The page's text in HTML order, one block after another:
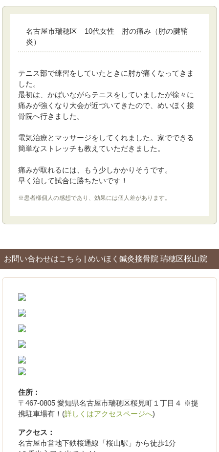
名古屋市瑞穂区 10代女性 肘の痛み（肘の腱鞘
炎）
テニス部で練習をしていたときに肘が痛くなってきま
した。
最初は、かばいながらテニスをしていましたが徐々に
痛みが強くなり大会が近づいてきたので、めいほく接
骨院へ行きました。
電気治療とマッサージをしてくれました。家でできる
簡単なストレッチも教えていただきました。
痛みが取れるには、もう少しかかりそうです。
早く治して試合に勝ちたいです！
※患者様個人の感想であり、効果には個人差があります。
お問い合わせはこちら | めいほく鍼灸接骨院 瑞穂区桜山院
住所：
〒467-0805 愛知県名古屋市瑞穂区桜見町１丁目４ ※提
携駐車場有！(詳しくはアクセスページへ)
アクセス：
名古屋市営地下鉄桜通線「桜山駅」から徒歩1分